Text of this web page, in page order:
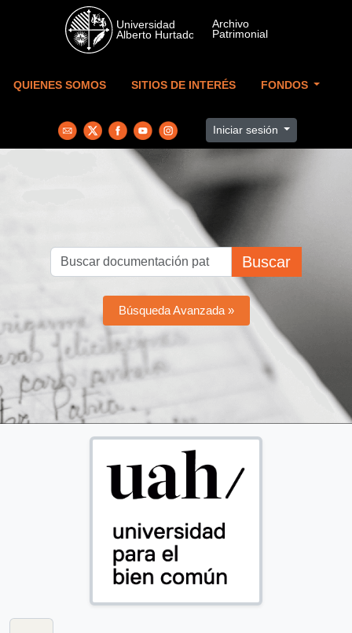
Skip to main content
QUIENES SOMOS SITIOS DE INTERÉS FONDOS
Iniciar sesión
Buscar
Búsqueda Avanzada »